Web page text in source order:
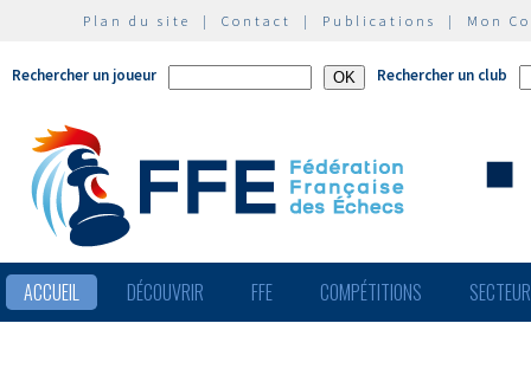
Plan du site | Contact | Publications | Mon
Rechercher un joueur Rechercher un club
ACCUEIL DÉCOUVRIR FFE COMPÉTITIONS